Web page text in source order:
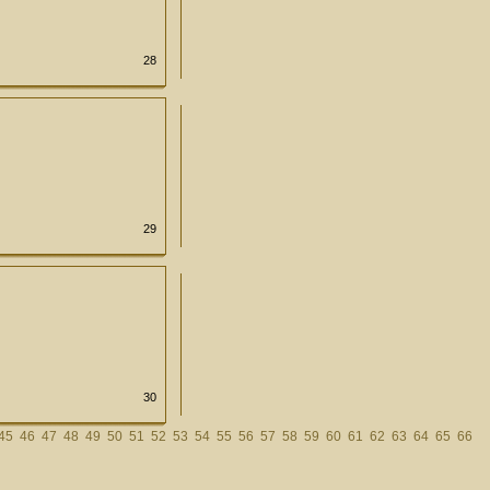
28
29
30
46 47 48 49 50 51 52 53 54 55 56 57 58 59 60 61 62 63 64 65 66